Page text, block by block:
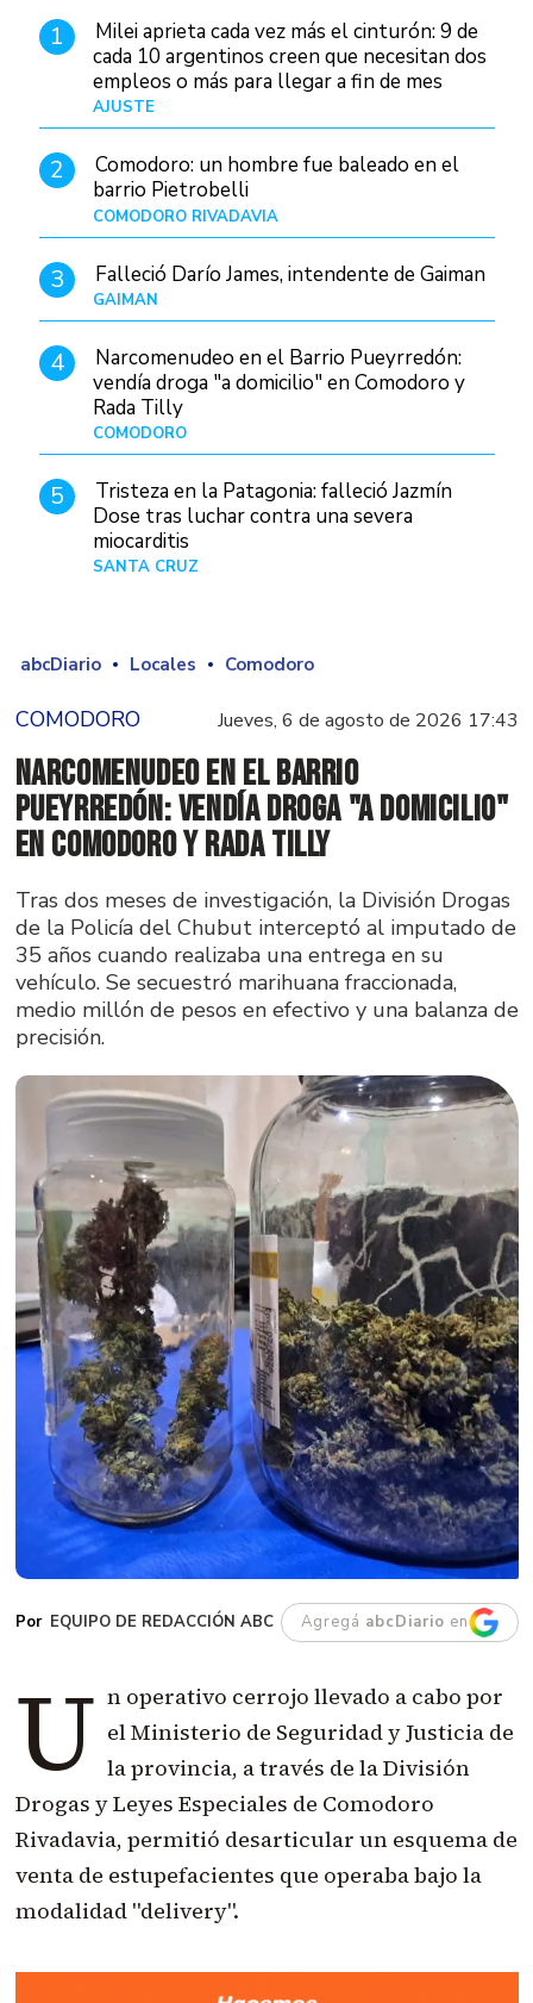
1
Milei aprieta cada vez más el cinturón: 9 de
cada 10 argentinos creen que necesitan dos
empleos o más para llegar a fin de mes
AJUSTE
2
Comodoro: un hombre fue baleado en el
barrio Pietrobelli
COMODORO RIVADAVIA
3 Falleció Darío James, intendente de Gaiman
GAIMAN
4
Narcomenudeo en el Barrio Pueyrredón:
vendía droga "a domicilio" en Comodoro y
Rada Tilly
COMODORO
5
Tristeza en la Patagonia: falleció Jazmín
Dose tras luchar contra una severa
miocarditis
SANTA CRUZ
abcDiario Locales Comodoro
COMODORO Jueves, 6 de agosto de 2026 17:43
Narcomenudeo en el Barrio
Pueyrredón: vendía droga "a domicilio"
en Comodoro y Rada Tilly
Tras dos meses de investigación, la División Drogas
de la Policía del Chubut interceptó al imputado de
35 años cuando realizaba una entrega en su
vehículo. Se secuestró marihuana fraccionada,
medio millón de pesos en efectivo y una balanza de
precisión.
EQUIPO DE REDACCIÓN ABC Agregá abcDiario en
U n operativo cerrojo llevado a cabo por
el Ministerio de Seguridad y Justicia de
la provincia, a través de la División
Drogas y Leyes Especiales de Comodoro
Rivadavia, permitió desarticular un esquema de
venta de estupefacientes que operaba bajo la
modalidad "delivery".